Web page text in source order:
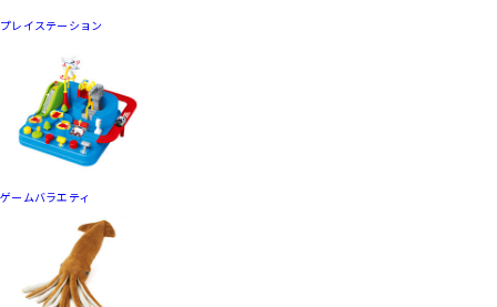
プレイステーション
ゲームバラエティ